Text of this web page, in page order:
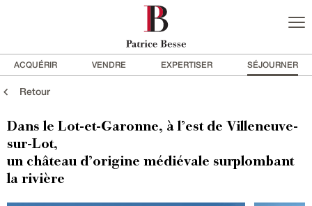
ACQUÉRIR VENDRE EXPERTISER SÉJOURNER
Retour
Dans le Lot-et-Garonne, à l’est de Villeneuve-
sur-Lot,
un château d’origine médiévale surplombant
la rivière